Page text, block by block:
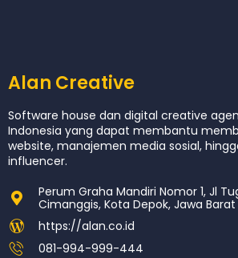
Alan Creative
Software house dan digital creative
Indonesia yang dapat membantu
website, manajemen media sosial,
influencer.
Perum Graha Mandiri Nomor 1, Jl
Cimanggis, Kota Depok, Jawa Barat
https://alan.co.id
081-994-999-444